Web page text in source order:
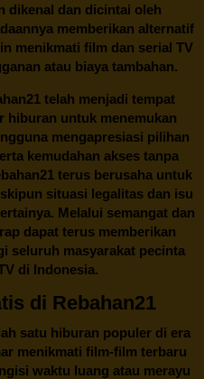
dikenal dan dicintai oleh
memberikan alternatif
menikmati film dan serial TV
atau biaya tambahan.
telah menjadi tempat
hiburan untuk menemukan
mengapresiasi pilihan
kemudahan akses tanpa
terus berusaha untuk
situasi legalitas dan isu
Melalui semangat dan
dapat terus memberikan
seluruh masyarakat pecinta
di Indonesia.
di Rebahan21
satu hiburan populer di era
menikmati film-film terbaru
waktu luang atau merayu